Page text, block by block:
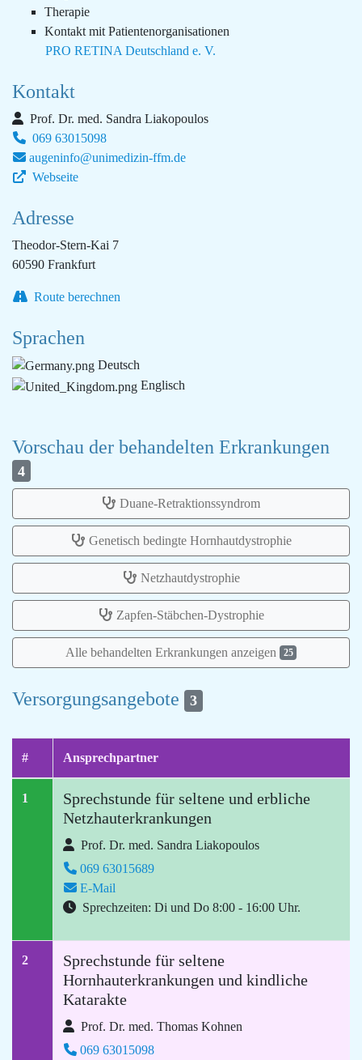
Therapie
Kontakt mit Patientenorganisationen
PRO RETINA Deutschland e. V.
Kontakt
Prof. Dr. med. Sandra Liakopoulos
069 63015098
augeninfo@unimedizin-ffm.de
Webseite
Adresse
Theodor-Stern-Kai 7
60590 Frankfurt
Route berechnen
Sprachen
Deutsch
Englisch
Vorschau der behandelten Erkrankungen
4
Duane-Retraktionssyndrom
Genetisch bedingte Hornhautdystrophie
Netzhautdystrophie
Zapfen-Stäbchen-Dystrophie
Alle behandelten Erkrankungen anzeigen 25
Versorgungsangebote 3
# Ansprechpartner
1
Sprechstunde für seltene und erbliche
Netzhauterkrankungen
Prof. Dr. med. Sandra Liakopoulos
069 63015689
E-Mail
Sprechzeiten: Di und Do 8:00 - 16:00 Uhr.
2
Sprechstunde für seltene
Hornhauterkrankungen und kindliche
Katarakte
Prof. Dr. med. Thomas Kohnen
069 63015098